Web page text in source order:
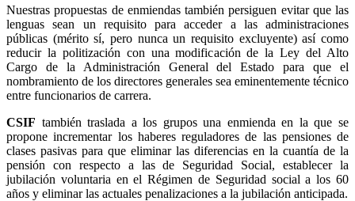
Nuestras propuestas de enmiendas también persiguen evitar que las
lenguas sean un requisito para acceder a las administraciones
públicas (mérito sí, pero nunca un requisito excluyente) así como
reducir la politización con una modificación de la Ley del Alto
Cargo de la Administración General del Estado para que el
nombramiento de los directores generales sea eminentemente técnico
entre funcionarios de carrera.
CSIF también traslada a los grupos una enmienda en la que se
propone incrementar los haberes reguladores de las pensiones de
clases pasivas para que eliminar las diferencias en la cuantía de la
pensión con respecto a las de Seguridad Social, establecer la
jubilación voluntaria en el Régimen de Seguridad social a los 60
años y eliminar las actuales penalizaciones a la jubilación anticipada.